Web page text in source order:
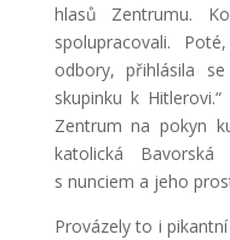
hlasů Zentrumu.
spolupracovali.
odbory, přihlásila
skupinku k
Zentrum na pokyn
katolická
s nunciem a jeho
Provázely to i